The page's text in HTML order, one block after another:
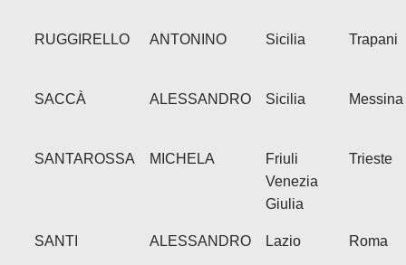
RUGGIRELLO ANTONINO Sicilia Trapani
SACCÀ ALESSANDRO Sicilia Messina
SANTAROSSA MICHELA
Friuli
Venezia
Giulia
Trieste
SANTI ALESSANDRO Lazio Roma